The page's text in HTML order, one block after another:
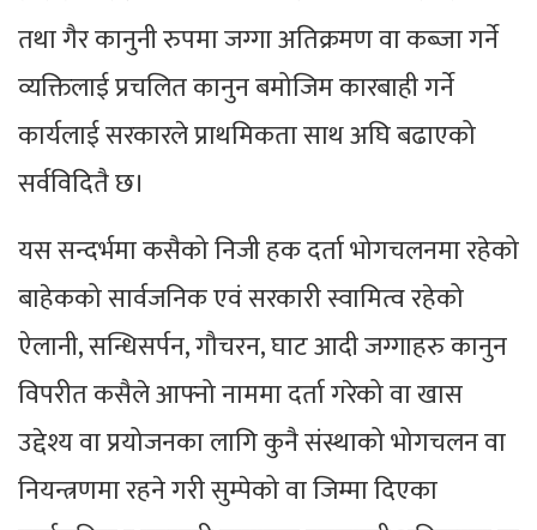
तथा गैर कानुनी रुपमा जग्गा अतिक्रमण वा कब्जा गर्ने
व्यक्तिलाई प्रचलित कानुन बमोजिम कारबाही गर्ने
कार्यलाई सरकारले प्राथमिकता साथ अघि बढाएको
सर्वविदितै छ।
यस सन्दर्भमा कसैको निजी हक दर्ता भोगचलनमा रहेको
बाहेकको सार्वजनिक एवं सरकारी स्वामित्व रहेको
ऐलानी, सन्धिसर्पन, गौचरन, घाट आदी जग्गाहरु कानुन
विपरीत कसैले आफ्नो नाममा दर्ता गरेको वा खास
उद्देश्य वा प्रयोजनका लागि कुनै संस्थाको भोगचलन वा
नियन्त्रणमा रहने गरी सुम्पेको वा जिम्मा दिएका